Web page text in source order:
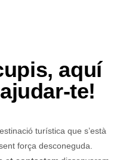
aquí
te!
turística que s’està
força desconeguda.